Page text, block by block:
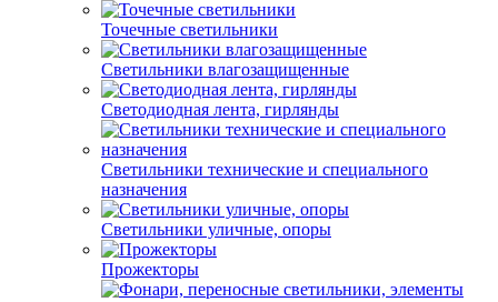
Точечные светильники
Светильники влагозащищенные
Светодиодная лента, гирлянды
Светильники технические и специального
назначения
Светильники уличные, опоры
Прожекторы